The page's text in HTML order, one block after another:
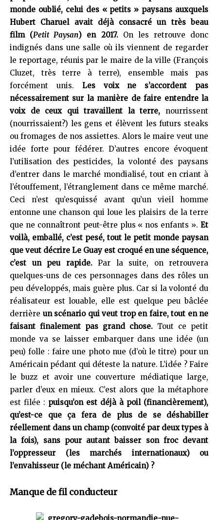
monde oublié, celui des « petits » paysans auxquels
Hubert Charuel avait déjà consacré un très beau
film (Petit Paysan) en 2017.On les retrouve donc
indignés dans une salle où ils viennent de regarder
le reportage, réunis par le maire de la ville (François
Cluzet, très terre à terre), ensemble mais pas
forcément unis. Les voix ne s’accordent pas
nécessairement sur la manière de faire entendre la
voix de ceux qui travaillent la terre, nourrissent
(nourrissaient?) les gens et élèvent les futurs steaks
ou fromages de nos assiettes. Alors le maire veut une
idée forte pour fédérer. D’autres encore évoquent
l’utilisation des pesticides, la volonté des paysans
d’entrer dans le marché mondialisé, tout en criant à
l’étouffement, l’étranglement dans ce même marché.
Ceci n’est qu’esquissé avant qu’un vieil homme
entonne une chanson qui loue les plaisirs de la terre
que ne connaîtront peut-être plus « nos enfants ». Et
voilà, emballé, c’est pesé, tout le petit monde paysan
que veut décrire Le Guay est croqué en une séquence,
c’est un peu rapide.Par la suite, on retrouvera
quelques-uns de ces personnages dans des rôles un
peu développés, mais guère plus. Car si la volonté du
réalisateur est louable, elle est quelque peu bâclée
derrière un scénario qui veut trop en faire, tout en ne
faisant finalement pas grand chose. Tout ce petit
monde va se laisser embarquer dans une idée (un
peu) folle : faire une photo nue (d’où le titre) pour un
Américain pédant qui déteste la nature. L’idée ? Faire
le buzz et avoir une couverture médiatique large,
parler d’eux en mieux. C’est alors que la métaphore
est filée : puisqu’on est déjà à poil (financièrement),
qu’est-ce que ça fera de plus de se déshabiller
réellement dans un champ (convoité par deux types à
la fois), sans pour autant baisser son froc devant
l’oppresseur (les marchés internationaux) ou
l’envahisseur (le méchant Américain) ?
Manque de fil conducteur